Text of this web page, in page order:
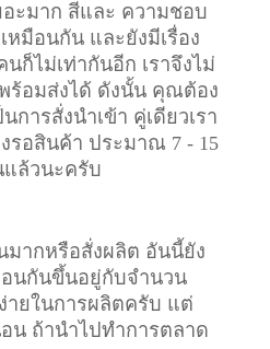
อะมาก สีและ ความชอบ
มือนกัน และยังมีเรื่อง
ก็ไม่เท่ากันอีก เราจึงไม่
ร้อมส่งได้ ดังนั้น คุณต้อง
การสั่งนำเข้า คู่เดียวเรา
อสินค้า ประมาณ 7 - 15
แล้วนะครับ
มากหรือสั่งผลิต อันนี้ยัง
อนกันขึ้นอยู่กับจำนวน
ายในการผลิตครับ แต่
น ถ้านำไปทำการตลาด